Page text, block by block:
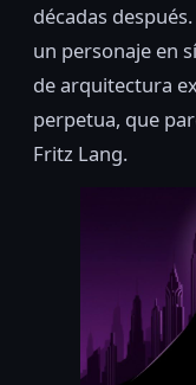
décadas
un personaje en
de arquitectura
perpetua, que
Fritz Lang.